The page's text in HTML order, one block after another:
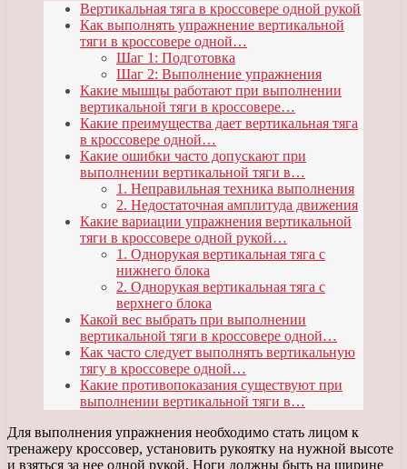
Вертикальная тяга в кроссовере одной рукой
Как выполнять упражнение вертикальной
тяги в кроссовере одной…
Шаг 1: Подготовка
Шаг 2: Выполнение упражнения
Какие мышцы работают при выполнении
вертикальной тяги в кроссовере…
Какие преимущества дает вертикальная тяга
в кроссовере одной…
Какие ошибки часто допускают при
выполнении вертикальной тяги в…
1. Неправильная техника выполнения
2. Недостаточная амплитуда движения
Какие вариации упражнения вертикальной
тяги в кроссовере одной рукой…
1. Однорукая вертикальная тяга с
нижнего блока
2. Однорукая вертикальная тяга с
верхнего блока
Какой вес выбрать при выполнении
вертикальной тяги в кроссовере одной…
Как часто следует выполнять вертикальную
тягу в кроссовере одной…
Какие противопоказания существуют при
выполнении вертикальной тяги в…
Для выполнения упражнения необходимо стать лицом к
тренажеру кроссовер, установить рукоятку на нужной высоте
и взяться за нее одной рукой. Ноги должны быть на ширине